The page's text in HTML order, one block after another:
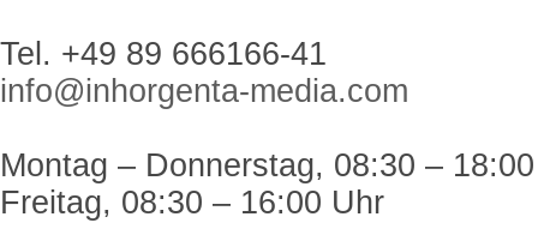
Tel. +49 89 666166-41
info@inhorgenta-media.com
Montag – Donnerstag, 08:30 –
Freitag, 08:30 – 16:00 Uhr